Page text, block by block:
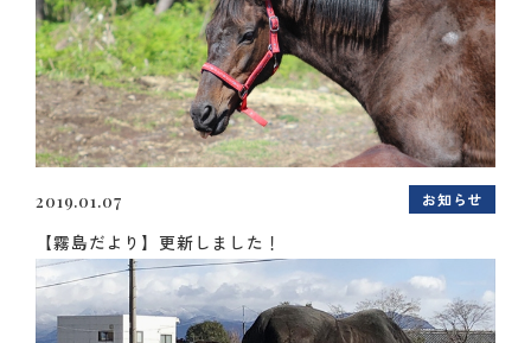
2019.01.07 お知らせ
【霧島だより】更新しました！